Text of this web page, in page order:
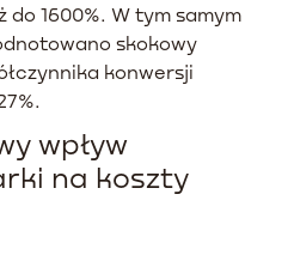
do 1600%. W tym samym
skokowy
konwersji
wpływ
na koszty